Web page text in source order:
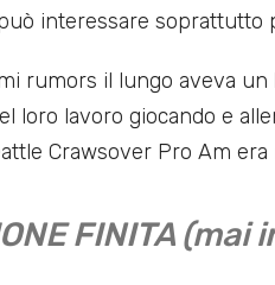
interessare soprattutto
rumors il lungo aveva un
loro lavoro giocando e
Crawsover Pro Am era
FINITA